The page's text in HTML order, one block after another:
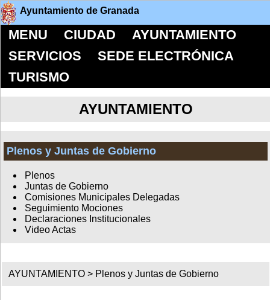
Ayuntamiento de Granada
MENU CIUDAD
AYUNTAMIENTO
SERVICIOS
SEDE ELECTRÓNICA
TURISMO
AYUNTAMIENTO
Plenos y Juntas de Gobierno
Plenos
Juntas de Gobierno
Comisiones Municipales Delegadas
Seguimiento Mociones
Declaraciones Institucionales
Video Actas
AYUNTAMIENTO > Plenos y Juntas de Gobierno